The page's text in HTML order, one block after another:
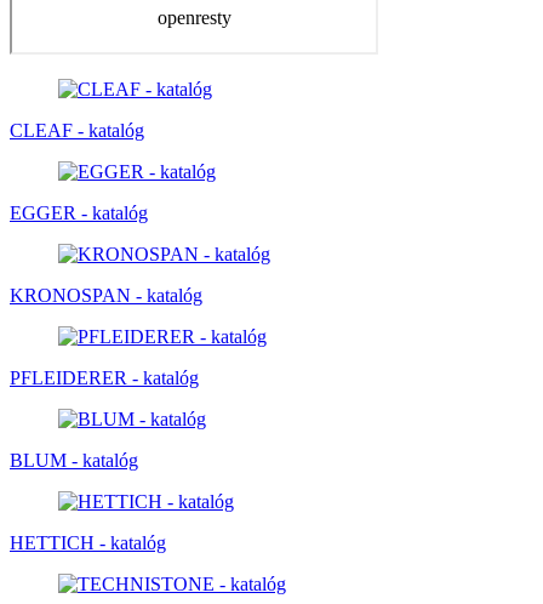
CLEAF - katalóg
EGGER - katalóg
KRONOSPAN - katalóg
PFLEIDERER - katalóg
BLUM - katalóg
HETTICH - katalóg